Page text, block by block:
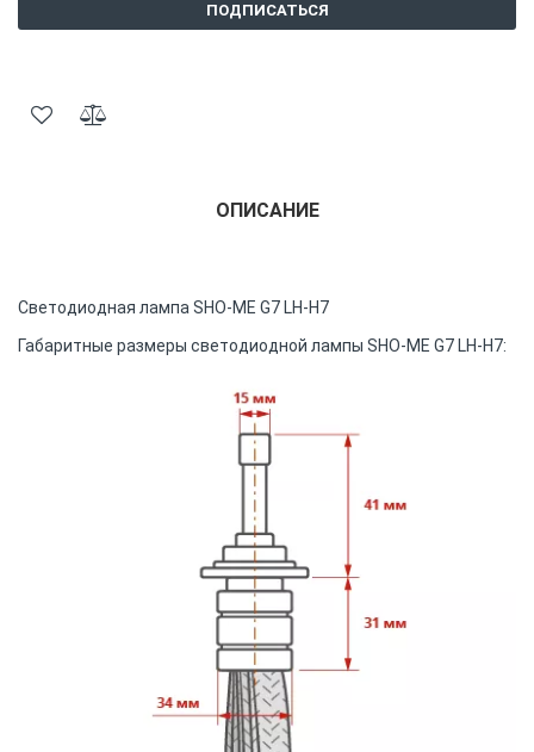
ПОДПИСАТЬСЯ
ОПИСАНИЕ
Светодиодная лампа SHO-ME G7 LH-H7
Габаритные размеры светодиодной лампы SHO-ME G7 LH-H7: